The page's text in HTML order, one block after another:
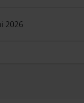
2026